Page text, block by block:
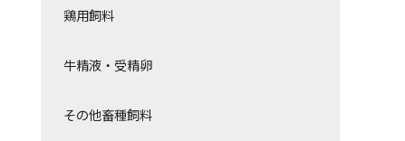
鶏用飼料
牛精液・受精卵
その他畜種飼料